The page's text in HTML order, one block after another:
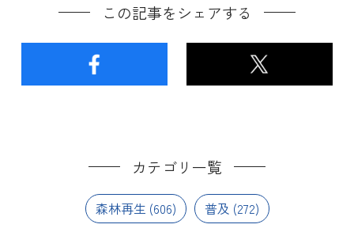
この記事をシェアする
カテゴリ一覧
森林再生 (606) 普及 (272)